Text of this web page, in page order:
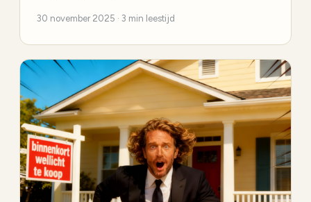
30 november 2025 · 3 min leestijd